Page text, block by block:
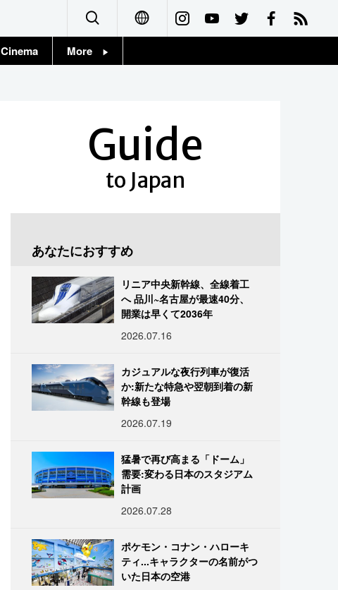
繁體字
Français
Cinema More
PeopleGuide
to Japan
あなたにおすすめ
リニア中央新幹線、全線着工
へ 品川~名古屋が最速40分、
開業は早くて2036年
2026.07.16
カジュアルな夜行列車が復活
か:新たな特急や翌朝到着の新
幹線も登場
2026.07.19
猛暑で再び高まる「ドーム」
需要:変わる日本のスタジアム
計画
2026.07.28
ポケモン・コナン・ハローキ
ティ...キャラクターの名前がつ
いた日本の空港